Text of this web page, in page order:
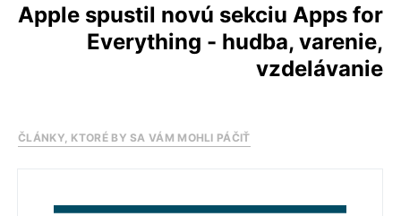
Apple spustil novú sekciu Apps for
Everything - hudba, varenie,
vzdelávanie
ČLÁNKY, KTORÉ BY SA VÁM MOHLI PÁČIŤ